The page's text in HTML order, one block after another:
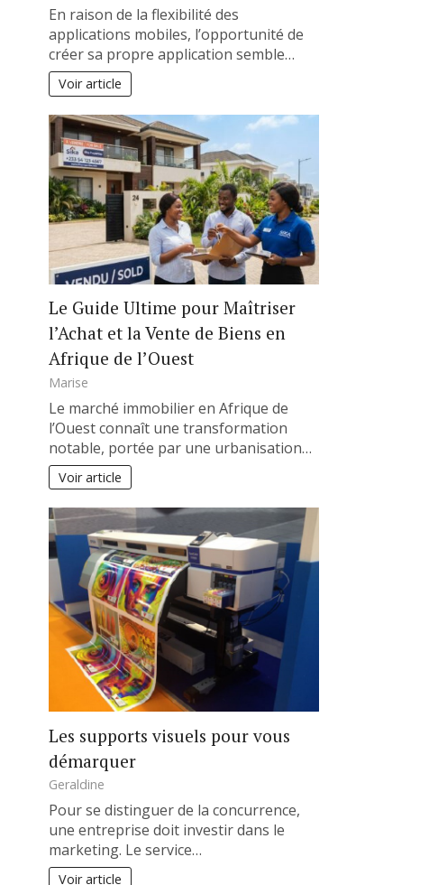
En raison de la flexibilité des
applications mobiles, l’opportunité de
créer sa propre application semble…
Voir article
Le Guide Ultime pour Maîtriser
l’Achat et la Vente de Biens en
Afrique de l’Ouest
Marise
Le marché immobilier en Afrique de
l’Ouest connaît une transformation
notable, portée par une urbanisation…
Voir article
Les supports visuels pour vous
démarquer
Geraldine
Pour se distinguer de la concurrence,
une entreprise doit investir dans le
marketing. Le service…
Voir article